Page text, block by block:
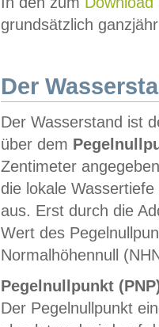
grundsätzlich
Der
Der Wasserstand ist
über dem
Zentimeter
die lokale
aus. Erst durch die
Wert des
Normalhöhennull
Pegelnullpunkt
Der Pegelnullpunkt